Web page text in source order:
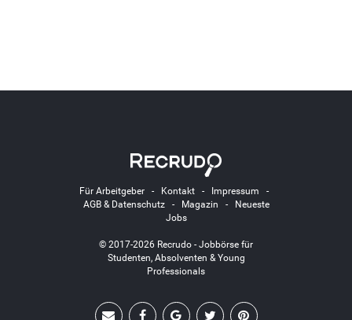
Für Arbeitgeber- Kontakt- Impressum -
AGB & Datenschutz- Magazin -
Neueste
Jobs
© 2017-2026 Recrudo - Jobbörse für
Studenten, Absolventen & Young
Professionals